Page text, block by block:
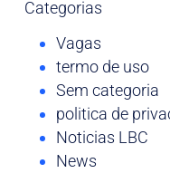
Categorias
Vagas
termo de uso
Sem categoria
politica de
Noticias LBC
News